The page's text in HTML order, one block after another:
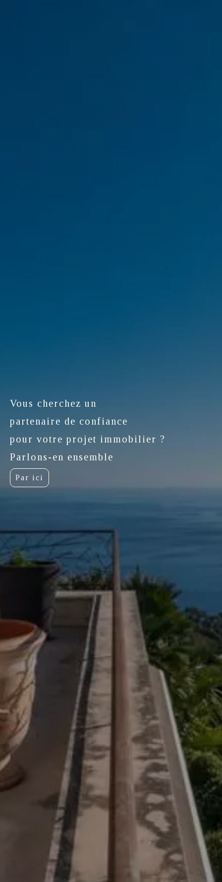
Vous cherchez un
partenaire de confiance
pour votre projet immobilier ?
Parlons-en ensemble
Par ici